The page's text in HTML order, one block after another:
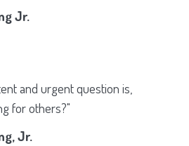
Jr.
and urgent question is,
for others?"
Jr.